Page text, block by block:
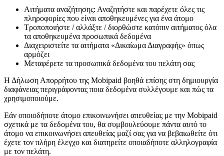
Αιτήματα αναζήτησης: Αναζητήστε και παρέχετε όλες τις
πληροφορίες που είναι αποθηκευμένες για ένα άτομο
Τροποποιήστε / αλλάξτε / διορθώστε κατόπιν αιτήματος όλα
τα αποθηκευμένα προσωπικά δεδομένα
Διαχειριστείτε τα αιτήματα «Δικαίωμα Διαγραφής» όπως
αρμόζει
Μεταφέρετε τα προσωπικά δεδομένα του πελάτη σας
Η Δήλωση Απορρήτου της Mobipaid βοηθά επίσης στη δημιουργία
διαφάνειας περιγράφοντας ποια δεδομένα συλλέγουμε και πώς τα
χρησιμοποιούμε.
Εάν οποιοδήποτε άτομο επικοινωνήσει απευθείας με την Mobipaid
σχετικά με τα δεδομένα του, θα συμβουλεύουμε πάντα αυτό το
άτομο να επικοινωνήσει απευθείας μαζί σας για να βεβαιωθείτε ότι
έχετε τον πλήρη έλεγχο και διατηρείτε οποιαδήποτε αλληλογραφία
με τον πελάτη.